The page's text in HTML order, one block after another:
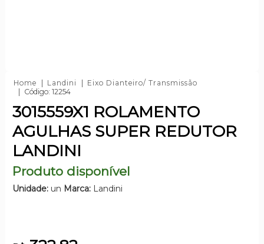
Home Landini
Eixo Dianteiro/ Transmissão
Código: 12254
3015559X1 ROLAMENTO
AGULHAS SUPER REDUTOR
LANDINI
Produto disponível
Unidade:un Marca:Landini